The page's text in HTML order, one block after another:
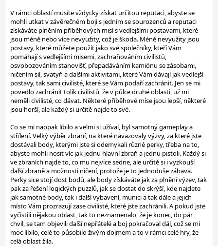
V rámci oblastí musíte vždycky získat určitou reputaci, abyste se
mohli utkat v závěrečném boji s jedním se sourozenců a reputaci
získáváte plněním příběhových misí s vedlejšími postavami, které
jsou méně nebo více nevyužity, což je škoda. Méně nevyužity jsou
postavy, které můžete použít jako své společníky, kteří Vám
pomáhají s vedlejšími misemi, zachraňováním civilistů,
osvobozováním stanovišť, přepadáváním kamiónu se zásobami,
ničením sil, svatyň a dalšími aktivitami, které Vám dávají jak vedlejší
postavy, tak sami civilisté, které se Vám podaří zachránit. Jen se mi
povedlo zachránit tolik civilistů, že v půlce druhé oblasti, už mi
neměli civilisté, co dávat. Některé příběhové míse jsou lepší, některé
jsou horší, ale každý si určitě najde to své.
Co se mi naopak líbilo a velmi si užíval, byl samotný gameplay a
střílení. Velký výběr zbraní, na které navazovaly výzvy, za které jste
dostávali body, kterými jste si odemykali různé perky, třeba na to,
abyste mohli nosit víc jak jednu hlavní zbraň a jednu pistoli. Každý si
ve zbraních najde to, co mu nejvíce sedne, ale určitě si i vyzkouší
další zbraně a možnosti ničení, protože je to jednoduše zábava.
Perky sice stojí dost bodů, ale body získáváte jak za plnění výzev, tak
pak za řešení logických puzzlů, jak se dostat do skrýší, kde najdete
jak samotné body, tak i další vybavení, munici a tak dále a jejich
místo Vám prozrazují zase civilisté, které jste zachránili. A pokud jste
vyčistili nějakou oblast, tak to neznamenalo, že je konec, do pár
chvil, se tam objevili další nepřátelé a boj pokračoval dál, což se mi
moc líbilo, celé to působilo živým dojmem a to v rámci celé hry, že
celá oblast žila.